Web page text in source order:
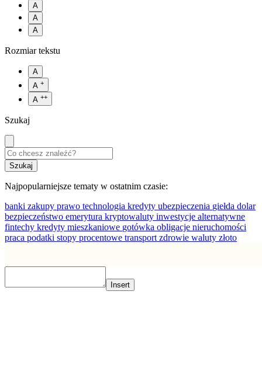
A
A
A
Rozmiar tekstu
A
A +
A ++
Szukaj
Najpopularniejsze tematy w ostatnim czasie:
banki zakupy prawo technologia kredyty ubezpieczenia giełda dolar
bezpieczeństwo emerytura kryptowaluty inwestycje alternatywne
fintechy kredyty mieszkaniowe gotówka obligacje nieruchomości
praca podatki stopy procentowe transport zdrowie waluty złoto
Insert